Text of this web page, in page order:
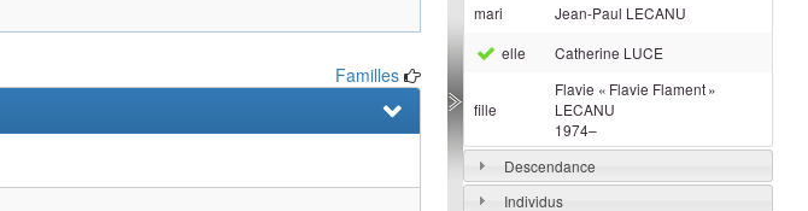
Familles
mari
Jean-Paul LECANU
elle
Catherine LUCE
fille
Flavie « Flavie Flament »
LECANU
1974–
Descendance
Individus